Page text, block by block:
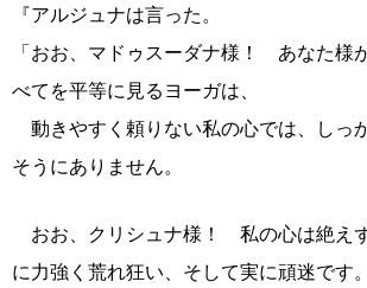
『アルジュナは言った。
「おお、マドゥスーダナ様！ あなた様
べてを平等に見るヨーガは、
動きやすく頼りない私の心では、しっ
そうにありません。
おお、クリシュナ様！ 私の心は絶え
に力強く荒れ狂い、そして実に頑迷です。